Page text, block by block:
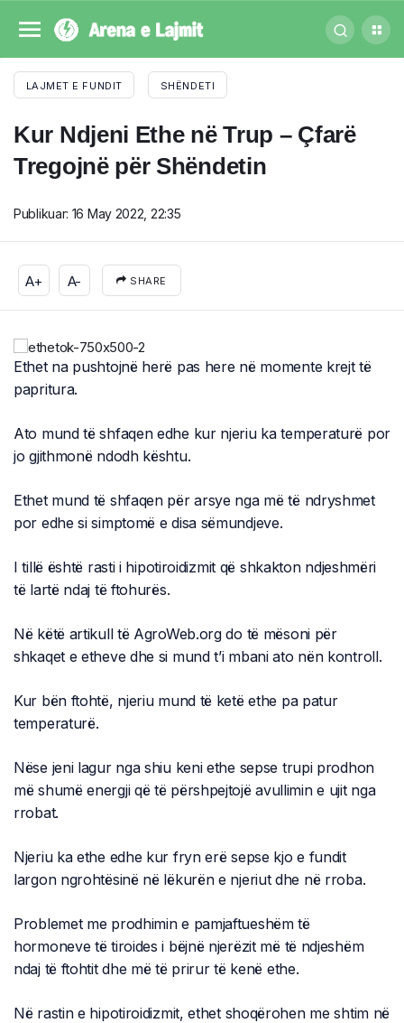
LAJMET E FUNDIT SHËNDETI
Kur Ndjeni Ethe në Trup – Çfarë
Tregojnë për Shëndetin
Publikuar: 16 May 2022, 22:35
A+ A- SHARE
Ethet na pushtojnë herë pas here në momente krejt të
papritura.
Ato mund të shfaqen edhe kur njeriu ka temperaturë por
jo gjithmonë ndodh kështu.
Ethet mund të shfaqen për arsye nga më të ndryshmet
por edhe si simptomë e disa sëmundjeve.
I tillë është rasti i hipotiroidizmit që shkakton ndjeshmëri
të lartë ndaj të ftohurës.
Në këtë artikull të AgroWeb.org do të mësoni për
shkaqet e etheve dhe si mund t’i mbani ato nën kontroll.
Kur bën ftohtë, njeriu mund të ketë ethe pa patur
temperaturë.
Nëse jeni lagur nga shiu keni ethe sepse trupi prodhon
më shumë energji që të përshpejtojë avullimin e ujit nga
rrobat.
Njeriu ka ethe edhe kur fryn erë sepse kjo e fundit
largon ngrohtësinë në lëkurën e njeriut dhe në rroba.
Problemet me prodhimin e pamjaftueshëm të
hormoneve të tiroides i bëjnë njerëzit më të ndjeshëm
ndaj të ftohtit dhe më të prirur të kenë ethe.
Në rastin e hipotiroidizmit, ethet shoqërohen me shtim në